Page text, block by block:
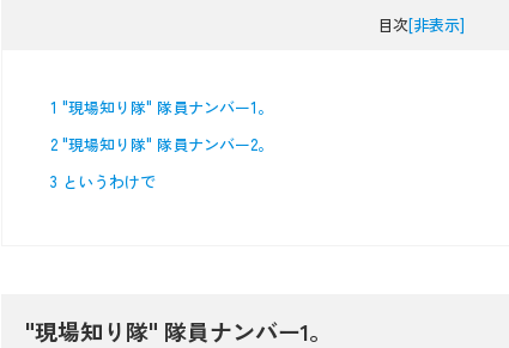
目次[非表示]
1 "現場知り隊" 隊員ナンバー1。
2"現場知り隊" 隊員ナンバー2。
3 というわけで
"現場知り隊" 隊員ナンバー1。